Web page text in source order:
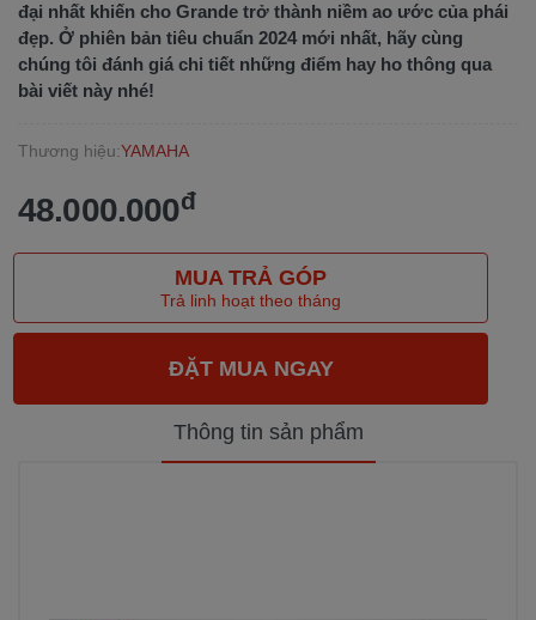
đại nhất khiến cho Grande trở thành niềm ao ước của phái
đẹp. Ở phiên bản tiêu chuẩn 2024 mới nhất, hãy cùng
chúng tôi đánh giá chi tiết những điểm hay ho thông qua
bài viết này nhé!
Thương hiệu:YAMAHA
48.000.000đ
MUA TRẢ GÓP
Trả linh hoạt theo tháng
Thông tin sản phẩm